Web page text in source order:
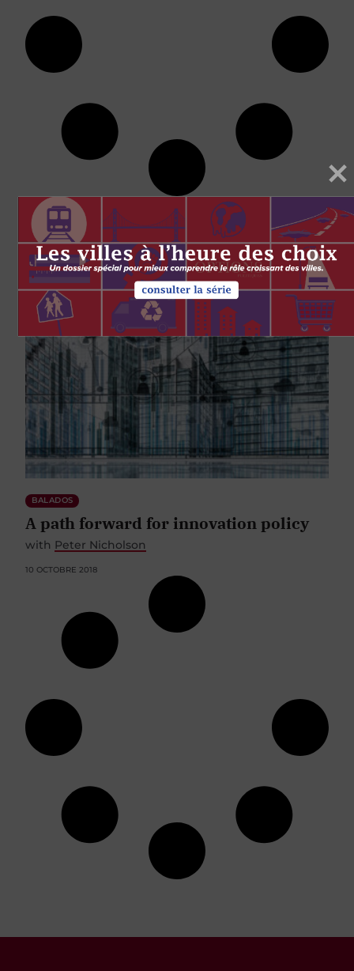
BALADOS AVEC CET
AUTEUR
BALADOS
A path forward for innovation policy
with Peter Nicholson
10 OCTOBRE 2018